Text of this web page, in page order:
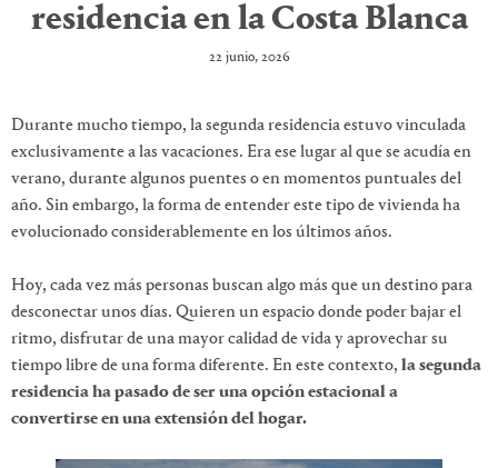
residencia en la Costa Blanca
22 junio, 2026
Durante mucho tiempo, la segunda residencia estuvo vinculada
exclusivamente a las vacaciones. Era ese lugar al que se acudía en
verano, durante algunos puentes o en momentos puntuales del
año. Sin embargo, la forma de entender este tipo de vivienda ha
evolucionado considerablemente en los últimos años.
Hoy, cada vez más personas buscan algo más que un destino para
desconectar unos días. Quieren un espacio donde poder bajar el
ritmo, disfrutar de una mayor calidad de vida y aprovechar su
tiempo libre de una forma diferente. En este contexto, la segunda
residencia ha pasado de ser una opción estacional a
convertirse en una extensión del hogar.